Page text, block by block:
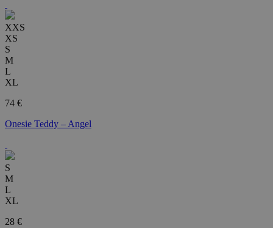
XXS
XS
S
M
L
XL
74 €
Onesie Teddy – Angel
S
M
L
XL
28 €